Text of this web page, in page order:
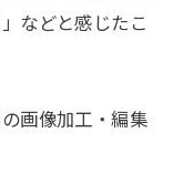
などと感じたこ
画像加工・編集